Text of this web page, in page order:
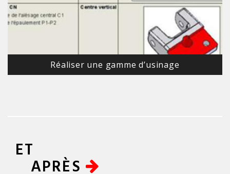
Réaliser une gamme d’usinage
ET
APRÈS